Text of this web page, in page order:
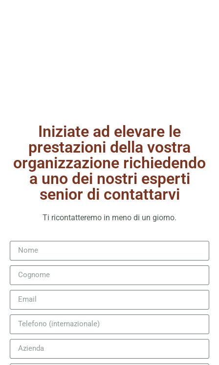
Iniziate ad elevare le
prestazioni della vostra
organizzazione richiedendo
a uno dei nostri esperti
senior di contattarvi
Ti ricontatteremo in meno di un giorno.